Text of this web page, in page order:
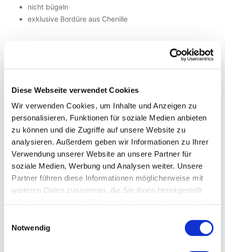
Diese Webseite verwendet Cookies
Wir verwenden Cookies, um Inhalte und Anzeigen zu
personalisieren, Funktionen für soziale Medien anbieten
zu können und die Zugriffe auf unsere Website zu
analysieren. Außerdem geben wir Informationen zu Ihrer
Verwendung unserer Website an unsere Partner für
soziale Medien, Werbung und Analysen weiter. Unsere
Partner führen diese Informationen möglicherweise mit
weiteren Daten zusammen, die Sie ihnen bereitgestellt
Notwendig
nicht bügeln
exklusive Bordüre aus Chenille
Chenille:Bei Chenille handelt es sich um ein einzigartiges
Plüschgewebe aus reiner Baumwolle. Der bekannte
Hersteller Feiler zeichnet sich durch besondere
Webtechnik und exklusive Qualität aus und verspricht eine
lange Lebensdauer! Chenille von Feiler flusst im
Gegensatz zu günstiger Ware niemals.
gefallen...